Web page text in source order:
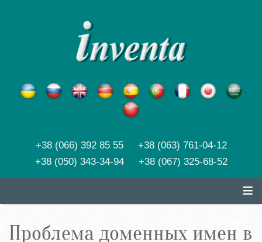
+38 (066) 392 85 55 +38 (063) 761-04-12
+38 (050) 343-34-94 +38 (067) 325-68-52
≡
Проблема доменных имен в